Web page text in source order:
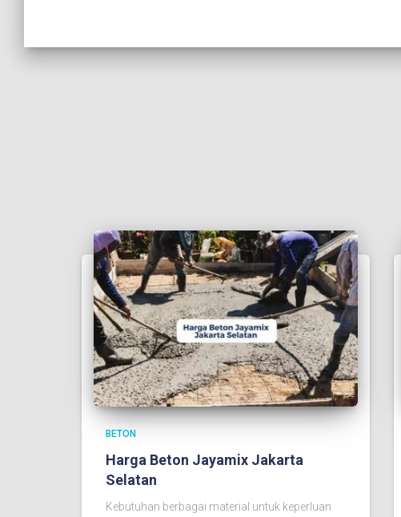
BETON
Harga Beton Jayamix Jakarta
Selatan
Kebutuhan berbagai material untuk keperluan